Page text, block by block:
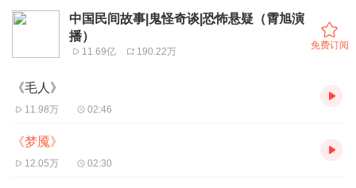
中国民间故事|鬼怪奇谈|恐怖悬疑（霄旭演
播）
11.69亿 190.22万
免费订阅
《毛人》
11.98万 02:46
《梦魇》
12.05万 02:30